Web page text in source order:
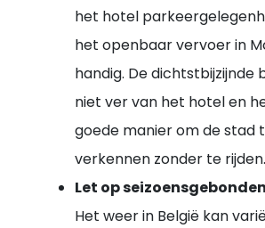
het hotel
het openbaar vervoer in
handig. De dichtstbijzijnde
niet ver van het hotel en
goede manier om de stad
verkennen zonder te rijden.
Let op
Het weer in België kan